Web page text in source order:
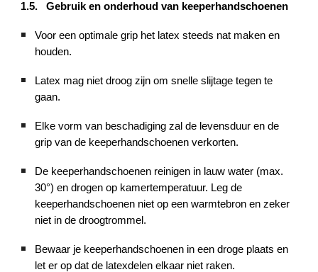
1.5. Gebruik en onderhoud van keeperhandschoenen
Voor een optimale grip het latex steeds nat maken en
houden.
Latex mag niet droog zijn om snelle slijtage tegen te
gaan.
Elke vorm van beschadiging zal de levensduur en de
grip van de keeperhandschoenen verkorten.
De keeperhandschoenen reinigen in lauw water (max.
30°) en drogen op kamertemperatuur. Leg de
keeperhandschoenen niet op een warmtebron en zeker
niet in de droogtrommel.
Bewaar je keeperhandschoenen in een droge plaats en
let er op dat de latexdelen elkaar niet raken.